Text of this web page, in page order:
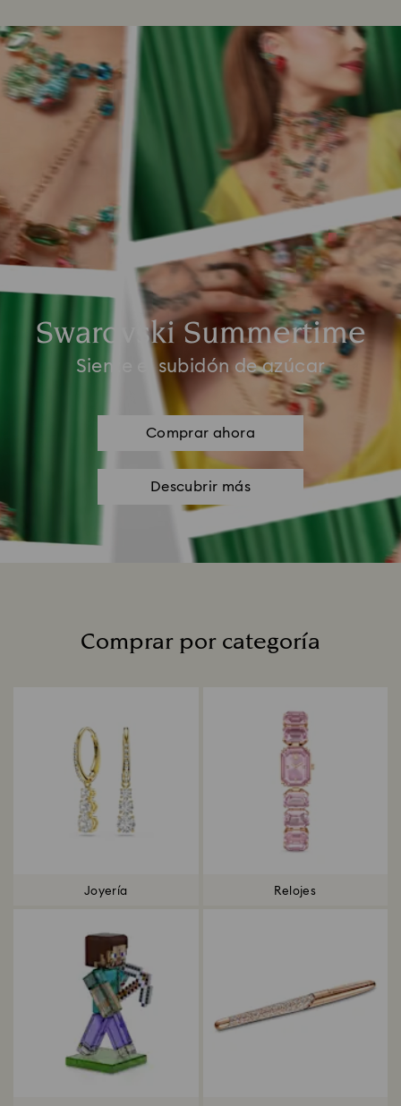
Swarovski Summertime
Siente el subidón de azúcar
Comprar ahora
Descubrir más
Comprar por categoría
Joyería Relojes